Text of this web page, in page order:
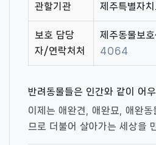
관할기관 제주특별자치
보호 담당
자/연락처처
제주동물보
4064
반려동물들은 인간와 같이 어
이제는 애완견, 애완묘, 애완동
므로 더불어 살아가는 세상을